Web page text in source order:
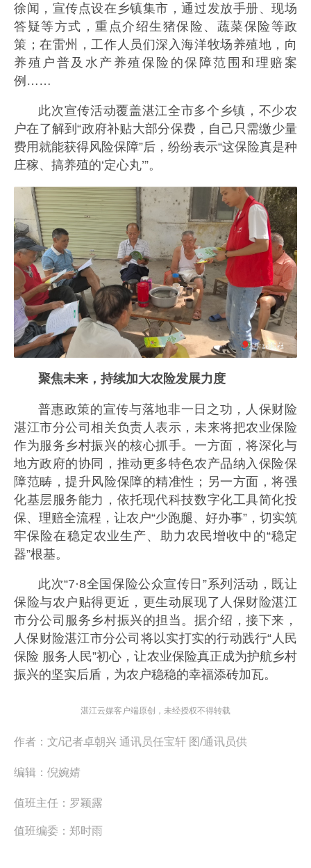
徐闻，宣传点设在乡镇集市，通过发放手册、现场
答疑等方式，重点介绍生猪保险、蔬菜保险等政
策；在雷州，工作人员们深入海洋牧场养殖地，向
养殖户普及水产养殖保险的保障范围和理赔案
例……
此次宣传活动覆盖湛江全市多个乡镇，不少农
户在了解到“政府补贴大部分保费，自己只需缴少量
费用就能获得风险保障”后，纷纷表示“这保险真是种
庄稼、搞养殖的‘定心丸’”。
聚焦未来，持续加大农险发展力度
普惠政策的宣传与落地非一日之功，人保财险
湛江市分公司相关负责人表示，未来将把农业保险
作为服务乡村振兴的核心抓手。一方面，将深化与
地方政府的协同，推动更多特色农产品纳入保险保
障范畴，提升风险保障的精准性；另一方面，将强
化基层服务能力，依托现代科技数字化工具简化投
保、理赔全流程，让农户“少跑腿、好办事”，切实筑
牢保险在稳定农业生产、助力农民增收中的“稳定
器”根基。
此次“7·8全国保险公众宣传日”系列活动，既让
保险与农户贴得更近，更生动展现了人保财险湛江
市分公司服务乡村振兴的担当。据介绍，接下来，
人保财险湛江市分公司将以实打实的行动践行“人民
保险 服务人民”初心，让农业保险真正成为护航乡村
振兴的坚实后盾，为农户稳稳的幸福添砖加瓦。
湛江云媒客户端原创，未经授权不得转载
作者： 文/记者卓朝兴 通讯员任宝轩 图/通讯员供
编辑： 倪婉婧
值班主任： 罗颖露
值班编委： 郑时雨